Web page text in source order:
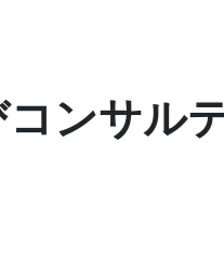
ンサル